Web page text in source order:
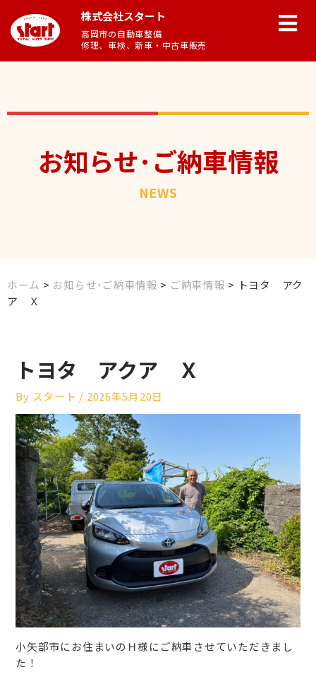
株式会社スタート
高岡市の自動車整備
修理、車検、新車・中古車販売
お知らせ･ご納車情報
NEWS
ホーム > お知らせ･ご納車情報 > ご納車情報 > トヨタ アク
ア Ｘ
トヨタ アクア Ｘ
By スタート / 2026年5月20日
小矢部市にお住まいのＨ様にご納車させていただきまし
た！